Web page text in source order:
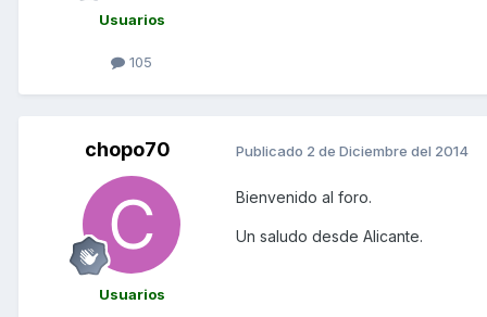
Usuarios
105
chopo70
Usuarios
Publicado 2 de Diciembre del 2014
Bienvenido al foro.
Un saludo desde Alicante.